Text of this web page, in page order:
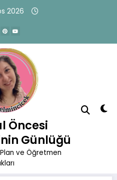
2026
Öncesi
Günlüğü
ve Öğretmen
Planı
Planları
Ocak Planları
Etkinlik Planı